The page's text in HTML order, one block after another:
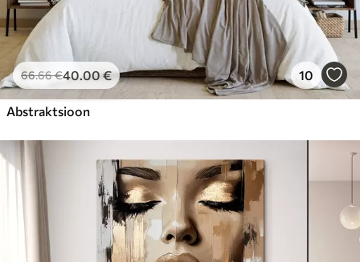
66.66€40.00€ 10
Abstraktsioon